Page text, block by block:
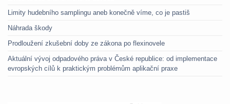
Limity hudebního samplingu aneb konečně víme, co je pastiš
Náhrada škody
Prodloužení zkušební doby ze zákona po flexinovele
Aktuální vývoj odpadového práva v České republice: od implementace
evropských cílů k praktickým problémům aplikační praxe